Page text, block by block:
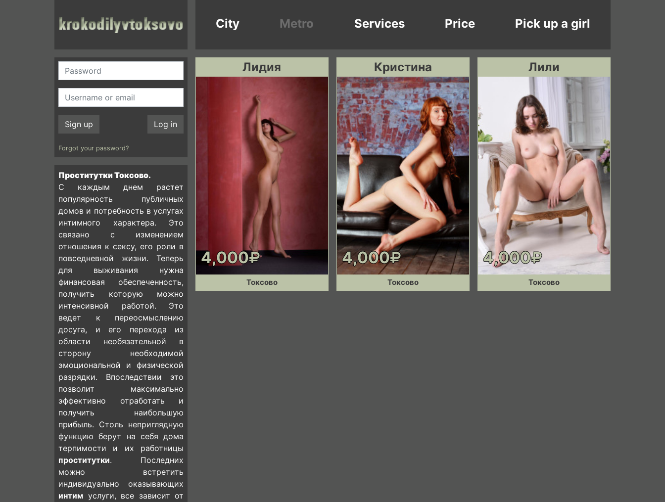
City Metro Services Price Pick up a girl
Sign up Log in
Forgot your password?
Проститутки Токсово.
С каждым днем растет
популярность публичных
домов и потребность в услугах
интимного характера. Это
связано с изменением
отношения к сексу, его роли в
повседневной жизни. Теперь
для выживания нужна
финансовая обеспеченность,
получить которую можно
интенсивной работой. Это
ведет к переосмыслению
досуга, и его перехода из
области необязательной в
сторону необходимой
эмоциональной и физической
разрядки. Впоследствии это
позволит максимально
эффективно отработать и
получить наибольшую
прибыль. Столь неприглядную
функцию берут на себя дома
терпимости и их работницы
проститутки. Последних
можно встретить
индивидуально оказывающих
интим услуги, все зависит от
Лидия
4,000
Токсово
Кристина
4,000
Токсово
Лили
4,000
Токсово